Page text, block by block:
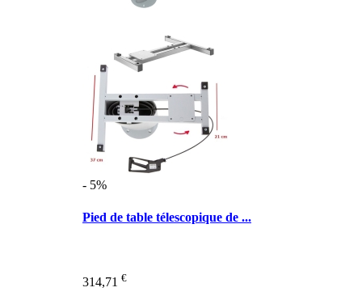
- 5%
Pied de table télescopique de ...
314,71 €